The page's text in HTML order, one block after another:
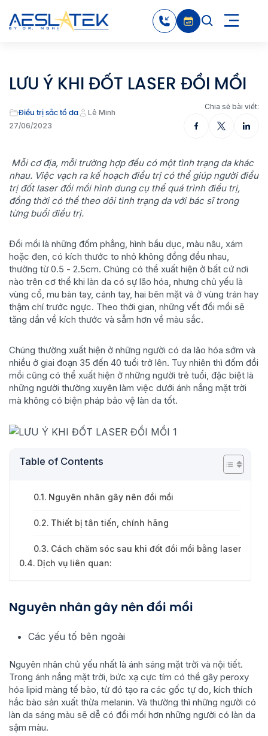
LƯU Ý KHI ĐỐT LASER ĐỒI MỒI
Điều trị sắc tố da
Lê Minh
27/06/2023
Chia sẻ bài viết:
Mỗi cơ địa, mỗi trường hợp đều có một tình trạng da khác
nhau. Việc vạch ra kế hoạch điều trị có thể giúp người điều
trị đốt laser đồi mồi hình dung cụ thể quá trình điều trị,
đồng thời có thể theo dõi tình trạng da với bác sĩ trong
từng buổi điều trị.
Đồi mồi là những đốm phẳng, hình bầu dục, màu nâu, xám
hoặc đen, có kích thước to nhỏ không đồng đều nhau,
thường từ 0.5 - 2.5cm. Chúng có thể xuất hiện ở bất cứ nơi
nào trên cơ thể khi làn da có sự lão hóa, nhưng chủ yếu là
vùng cổ, mu bàn tay, cánh tay, hai bên mặt và ở vùng trán hay
thậm chí trước ngực. Theo thời gian, những vết đồi mồi sẽ
tăng dần về kích thước và sẫm hơn về màu sắc.
Chúng thường xuất hiện ở những người có da lão hóa sớm và
nhiều ở giai đoạn 35 đến 40 tuổi trở lên. Tuy nhiên thì đốm đồi
mồi cũng có thể xuất hiện ở những người trẻ tuổi, đặc biệt là
những người thường xuyên làm việc dưới ánh nắng mặt trời
mà không có biện pháp bảo vệ làn da tốt.
Table of Contents
Nguyên nhân gây nên đồi mồi
Thiết bị tân tiến, chính hãng
Cách chăm sóc sau khi đốt đồi mồi bằng laser
Dịch vụ liên quan:
Nguyên nhân gây nên đồi mồi
Các yếu tố bên ngoài
Nguyên nhân chủ yếu nhất là ánh sáng mặt trời và nội tiết.
Trong ánh nắng mặt trời, bức xạ cực tím có thể gây peroxy
hóa lipid màng tế bào, từ đó tạo ra các gốc tự do, kích thích
hắc bào sản xuất thừa melanin. Và thường thì những người có
làn da sáng màu sẽ dễ có đồi mồi hơn những người có làn da
sậm màu.